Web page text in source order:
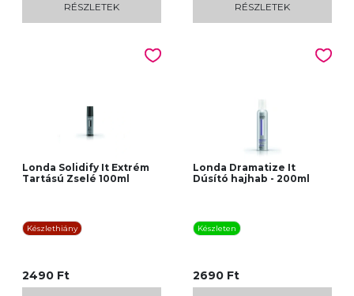
RÉSZLETEK RÉSZLETEK
Londa Solidify It Extrém
Tartású Zselé 100ml
Készlethiány
2490 Ft
Londa Dramatize It
Dúsító hajhab - 200ml
Készleten
2690 Ft